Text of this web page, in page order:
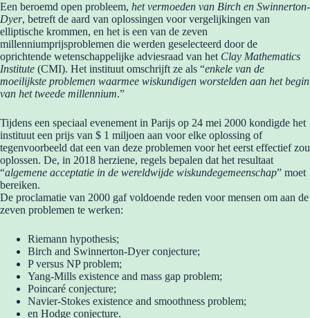
Een beroemd open probleem, het vermoeden van Birch en Swinnerton-
Dyer, betreft de aard van oplossingen voor vergelijkingen van
elliptische krommen, en het is een van de zeven
millenniumprijsproblemen die werden geselecteerd door de
oprichtende wetenschappelijke adviesraad van het Clay Mathematics
Institute (CMI). Het instituut omschrijft ze als “enkele van de
moeilijkste problemen waarmee wiskundigen worstelden aan het begin
van het tweede millennium.”
Tijdens een speciaal evenement in Parijs op 24 mei 2000 kondigde het
instituut een prijs van $ 1 miljoen aan voor elke oplossing of
tegenvoorbeeld dat een van deze problemen voor het eerst effectief zou
oplossen. De, in 2018 herziene, regels bepalen dat het resultaat
“algemene acceptatie in de wereldwijde wiskundegemeenschap” moet
bereiken.
De proclamatie van 2000 gaf voldoende reden voor mensen om aan de
zeven problemen te werken:
Riemann hypothesis;
Birch and Swinnerton-Dyer conjecture;
P versus NP problem;
Yang-Mills existence and mass gap problem;
Poincaré conjecture;
Navier-Stokes existence and smoothness problem;
en Hodge conjecture.